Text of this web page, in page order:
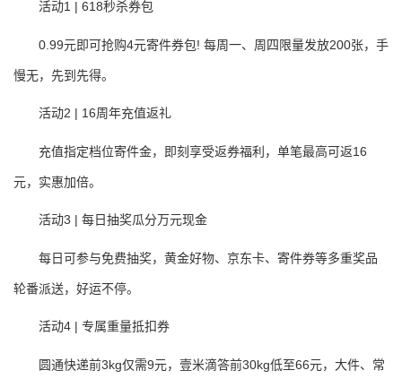
活动1 | 618秒杀券包
0.99元即可抢购4元寄件券包! 每周一、周四限量发放200张，手
慢无，先到先得。
活动2 | 16周年充值返礼
充值指定档位寄件金，即刻享受返券福利，单笔最高可返16
元，实惠加倍。
活动3 | 每日抽奖瓜分万元现金
每日可参与免费抽奖，黄金好物、京东卡、寄件券等多重奖品
轮番派送，好运不停。
活动4 | 专属重量抵扣券
圆通快递前3kg仅需9元，壹米滴答前30kg低至66元，大件、常